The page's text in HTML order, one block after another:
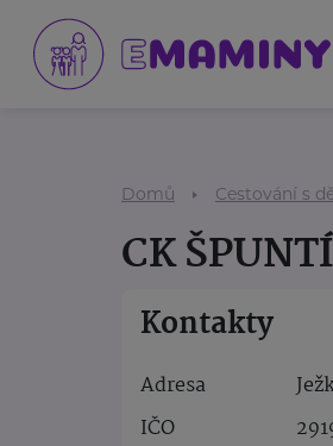
Domů Cestování s
CK
Kontakty
Adresa
IČO